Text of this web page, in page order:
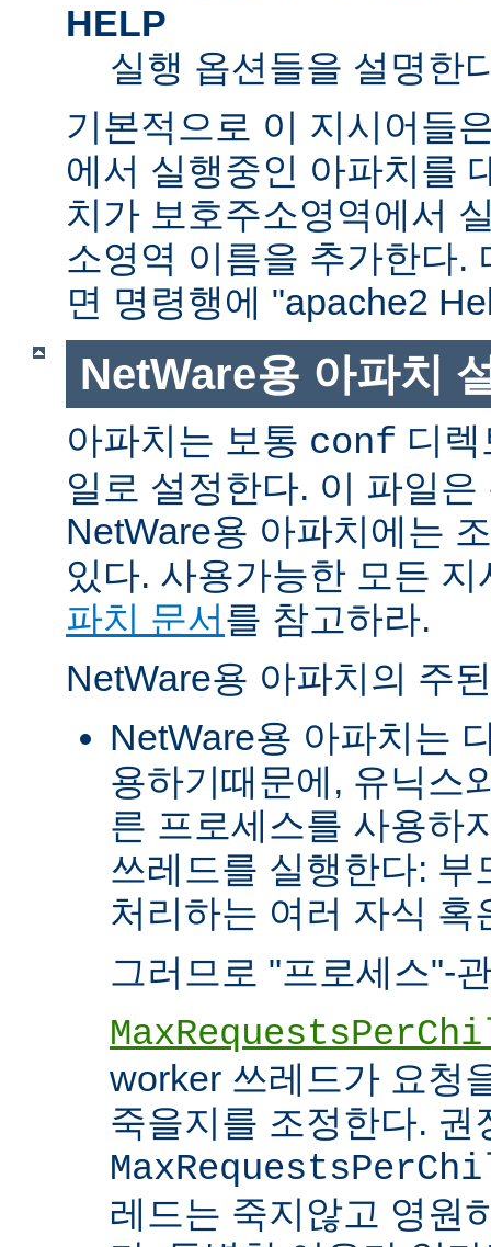
HELP
실행 옵션들을 설명한
기본적으로 이 지시어들
에서 실행중인 아파치를
치가 보호주소영역에서
소영역 이름을 추가한다.
면 명령행에 "apache2
NetWare용 아파치
아파치는 보통 conf 디
일로 설정한다. 이 파일
NetWare용 아파치에는
있다. 사용가능한 모든
파치 문서를 참고하라.
NetWare용 아파치의 주
NetWare용 아파치는
용하기때문에, 유닉스
른 프로세스를 사용하
쓰레드를 실행한다: 부
처리하는 여러 자식 혹
그러므로 "프로세스"-
worker 쓰레드가 요청
죽을지를 조정한다. 권
레드는 죽지않고 영원